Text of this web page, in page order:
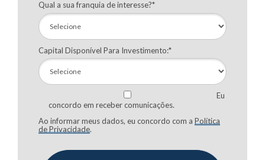
Qual a sua franquia de interesse?*
Capital Disponível Para Investimento:*
Eu
concordo em receber comunicações.
Ao informar meus dados, eu concordo com a Política
de Privacidade.